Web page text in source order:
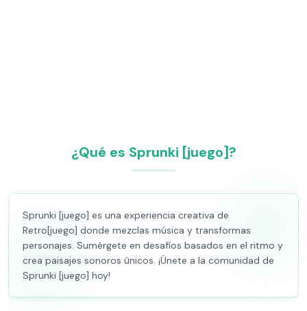
¿Qué es Sprunki [juego]?
Sprunki [juego] es una experiencia creativa de
Retro[juego] donde mezclas música y transformas
personajes. Sumérgete en desafíos basados en el ritmo y
crea paisajes sonoros únicos. ¡Únete a la comunidad de
Sprunki [juego] hoy!